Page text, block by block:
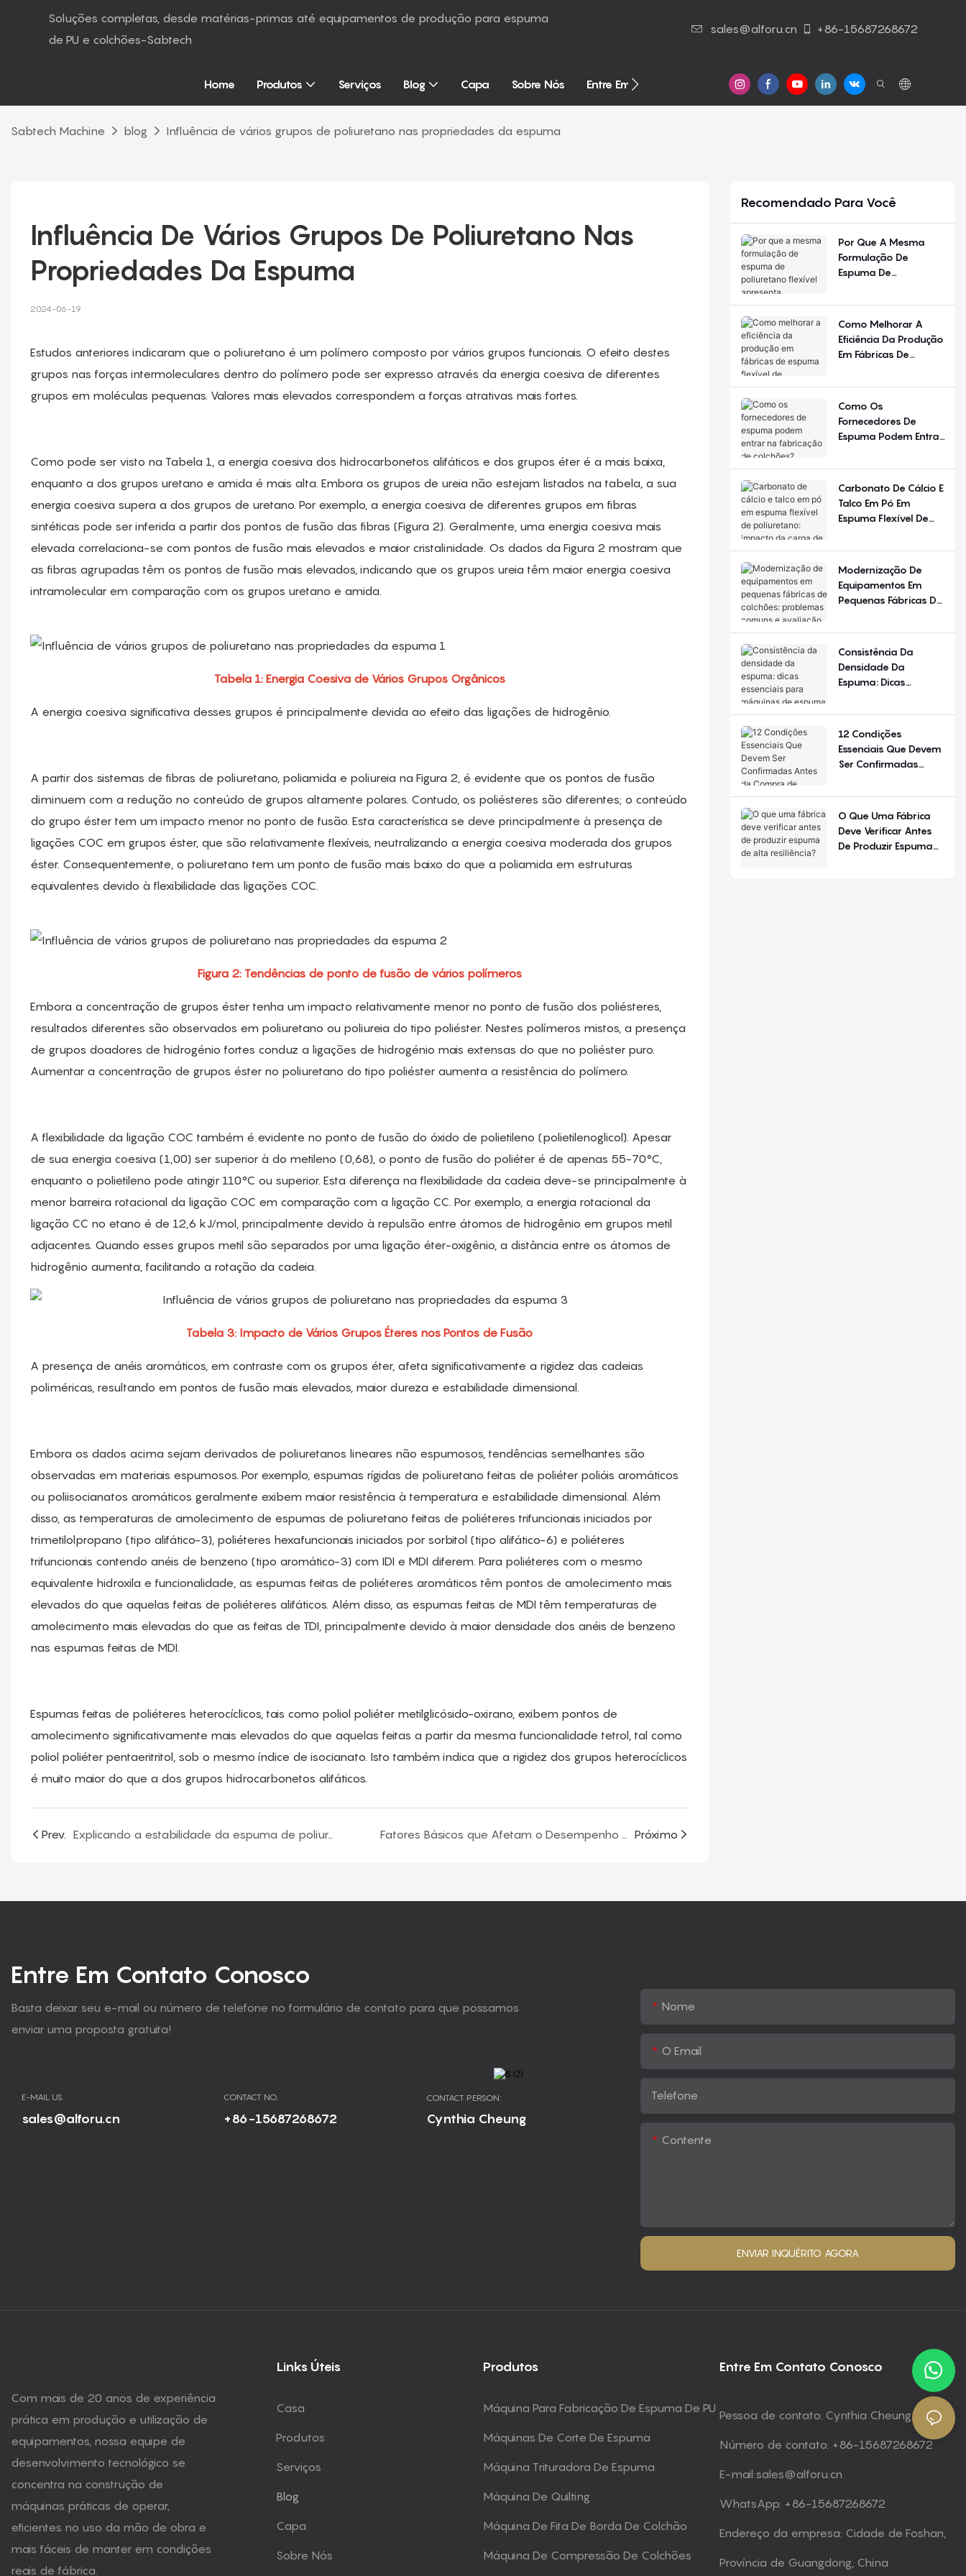
Soluções completas, desde matérias-primas até equipamentos de produção para espuma
de PU e colchões-Sabtech
sales@alforu.cn +86-15687268672
Home Produtos Serviços Blog Capa Sobre Nós Entre Em Contato Conosco
Sabtech Machine blog Influência de vários grupos de poliuretano nas propriedades da espuma
Influência De Vários Grupos De Poliuretano Nas
Propriedades Da Espuma
2024-06-19
Estudos anteriores indicaram que o poliuretano é um polímero composto por vários grupos funcionais. O efeito destes
grupos nas forças intermoleculares dentro do polímero pode ser expresso através da energia coesiva de diferentes
grupos em moléculas pequenas. Valores mais elevados correspondem a forças atrativas mais fortes.
Como pode ser visto na Tabela 1, a energia coesiva dos hidrocarbonetos alifáticos e dos grupos éter é a mais baixa,
enquanto a dos grupos uretano e amida é mais alta. Embora os grupos de ureia não estejam listados na tabela, a sua
energia coesiva supera a dos grupos de uretano. Por exemplo, a energia coesiva de diferentes grupos em fibras
sintéticas pode ser inferida a partir dos pontos de fusão das fibras (Figura 2). Geralmente, uma energia coesiva mais
elevada correlaciona-se com pontos de fusão mais elevados e maior cristalinidade. Os dados da Figura 2 mostram que
as fibras agrupadas têm os pontos de fusão mais elevados, indicando que os grupos ureia têm maior energia coesiva
intramolecular em comparação com os grupos uretano e amida.
Tabela 1: Energia Coesiva de Vários Grupos Orgânicos
A energia coesiva significativa desses grupos é principalmente devida ao efeito das ligações de hidrogênio.
A partir dos sistemas de fibras de poliuretano, poliamida e poliureia na Figura 2, é evidente que os pontos de fusão
diminuem com a redução no conteúdo de grupos altamente polares. Contudo, os poliésteres são diferentes; o conteúdo
do grupo éster tem um impacto menor no ponto de fusão. Esta característica se deve principalmente à presença de
ligações COC em grupos éster, que são relativamente flexíveis, neutralizando a energia coesiva moderada dos grupos
éster. Consequentemente, o poliuretano tem um ponto de fusão mais baixo do que a poliamida em estruturas
equivalentes devido à flexibilidade das ligações COC.
Figura 2: Tendências de ponto de fusão de vários polímeros
Embora a concentração de grupos éster tenha um impacto relativamente menor no ponto de fusão dos poliésteres,
resultados diferentes são observados em poliuretano ou poliureia do tipo poliéster. Nestes polímeros mistos, a presença
de grupos doadores de hidrogénio fortes conduz a ligações de hidrogénio mais extensas do que no poliéster puro.
Aumentar a concentração de grupos éster no poliuretano do tipo poliéster aumenta a resistência do polímero.
A flexibilidade da ligação COC também é evidente no ponto de fusão do óxido de polietileno (polietilenoglicol). Apesar
de sua energia coesiva (1,00) ser superior à do metileno (0,68), o ponto de fusão do poliéter é de apenas 55-70°C,
enquanto o polietileno pode atingir 110°C ou superior. Esta diferença na flexibilidade da cadeia deve-se principalmente à
menor barreira rotacional da ligação COC em comparação com a ligação CC. Por exemplo, a energia rotacional da
ligação CC no etano é de 12,6 kJ/mol, principalmente devido à repulsão entre átomos de hidrogênio em grupos metil
adjacentes. Quando esses grupos metil são separados por uma ligação éter-oxigênio, a distância entre os átomos de
hidrogênio aumenta, facilitando a rotação da cadeia.
Tabela 3: Impacto de Vários Grupos Éteres nos Pontos de Fusão
A presença de anéis aromáticos, em contraste com os grupos éter, afeta significativamente a rigidez das cadeias
poliméricas, resultando em pontos de fusão mais elevados, maior dureza e estabilidade dimensional.
Embora os dados acima sejam derivados de poliuretanos lineares não espumosos, tendências semelhantes são
observadas em materiais espumosos. Por exemplo, espumas rígidas de poliuretano feitas de poliéter polióis aromáticos
ou poliisocianatos aromáticos geralmente exibem maior resistência à temperatura e estabilidade dimensional. Além
disso, as temperaturas de amolecimento de espumas de poliuretano feitas de poliéteres trifuncionais iniciados por
trimetilolpropano (tipo alifático-3), poliéteres hexafuncionais iniciados por sorbitol (tipo alifático-6) e poliéteres
trifuncionais contendo anéis de benzeno (tipo aromático-3) com IDI e MDI diferem. Para poliéteres com o mesmo
equivalente hidroxila e funcionalidade, as espumas feitas de poliéteres aromáticos têm pontos de amolecimento mais
elevados do que aquelas feitas de poliéteres alifáticos. Além disso, as espumas feitas de MDI têm temperaturas de
amolecimento mais elevadas do que as feitas de TDI, principalmente devido à maior densidade dos anéis de benzeno
nas espumas feitas de MDI.
Espumas feitas de poliéteres heterocíclicos, tais como poliol poliéter metilglicósido-oxirano, exibem pontos de
amolecimento significativamente mais elevados do que aquelas feitas a partir da mesma funcionalidade tetrol, tal como
poliol poliéter pentaeritritol, sob o mesmo índice de isocianato. Isto também indica que a rigidez dos grupos heterocíclicos
é muito maior do que a dos grupos hidrocarbonetos alifáticos.
Prev. Explicando a estabilidade da espuma de poliuretano Fatores Básicos que Afetam o Desempenho da Estrutura de Poliuretano Próximo
Recomendado Para Você
Por Que A Mesma
Formulação De
Espuma De
Apresenta
Diferente Em
Diferentes Estações
Como Melhorar A
Eficiência Da Produção
Em Fábricas De
Poliuretano?
Como Os
Fornecedores De
Espuma Podem Entrar
Colchões?
Carbonato De Cálcio E
Talco Em Pó Em
Espuma Flexível De
Da Carga De
Modernização De
Equipamentos Em
Pequenas Fábricas De
Comuns E Avaliação
De Configuração.
Consistência Da
Densidade Da
Espuma: Dicas
Máquinas De Espuma
De Poliuretano
12 Condições
Essenciais Que Devem
Ser Confirmadas
Equipamentos Para
O Que Uma Fábrica
Deve Verificar Antes
De Produzir Espuma
Entre Em Contato Conosco
Basta deixar seu e-mail ou número de telefone no formulário de contato para que possamos
enviar uma proposta gratuita!
E-MAIL US
sales@alforu.cn
CONTACT NO.
+86-15687268672
CONTACT PERSON:
Cynthia Cheung
Nome
O Email
Telefone
Contente
ENVIAR INQUÉRITO AGORA
Com mais de 20 anos de experiência
prática em produção e utilização de
equipamentos, nossa equipe de
desenvolvimento tecnológico se
concentra na construção de
máquinas práticas de operar,
eficientes no uso da mão de obra e
mais fáceis de manter em condições
reais de fábrica.
Links Úteis
Casa
Produtos
Serviços
Blog
Capa
Sobre Nós
Produtos
Máquina Para Fabricação De Espuma De PU
Máquinas De Corte De Espuma
Máquina Trituradora De Espuma
Máquina De Quilting
Máquina De Fita De Borda De Colchão
Máquina De Compressão De Colchões
Entre Em Contato Conosco
Pessoa de contato: Cynthia Cheung
Número de contato: +86-15687268672
E-mail:sales@alforu.cn
WhatsApp: +86-15687268672
Endereço da empresa: Cidade de Foshan,
Província de Guangdong, China